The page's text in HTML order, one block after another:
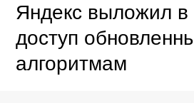
Яндекс выложил в
доступ
алгоритмам